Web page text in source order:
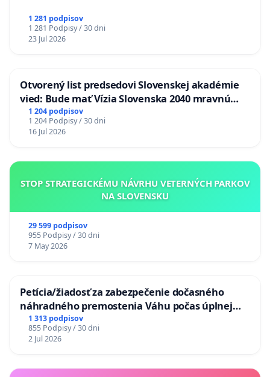
1 281 podpisov
1 281 Podpisy / 30 dni
23 Jul 2026
Otvorený list predsedovi Slovenskej akadémie
vied: Bude mať Vízia Slovenska 2040 mravnú
chrbticu?
1 204 podpisov
1 204 Podpisy / 30 dni
16 Jul 2026
STOP STRATEGICKÉMU NÁVRHU VETERNÝCH PARKOV
NA SLOVENSKU
29 599 podpisov
955 Podpisy / 30 dni
7 May 2026
Petícia/žiadosť za zabezpečenie dočasného
náhradného premostenia Váhu počas úplnej
uzávery Vážskeho mosta v Komárne
1 313 podpisov
855 Podpisy / 30 dni
2 Jul 2026